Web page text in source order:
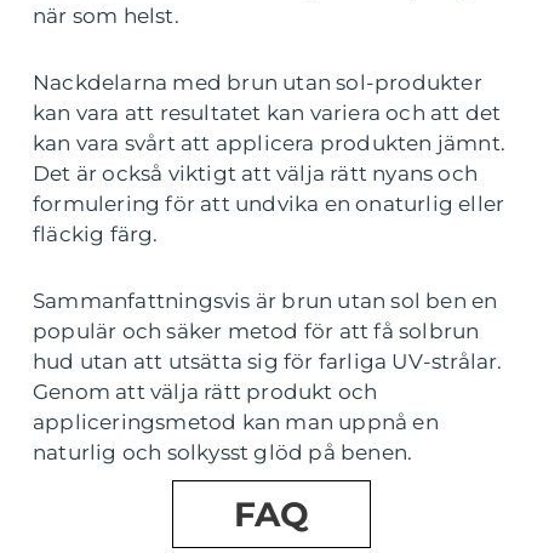
när som helst.
Nackdelarna med brun utan sol-produkter
kan vara att resultatet kan variera och att det
kan vara svårt att applicera produkten jämnt.
Det är också viktigt att välja rätt nyans och
formulering för att undvika en onaturlig eller
fläckig färg.
Sammanfattningsvis är brun utan sol ben en
populär och säker metod för att få solbrun
hud utan att utsätta sig för farliga UV-strålar.
Genom att välja rätt produkt och
appliceringsmetod kan man uppnå en
naturlig och solkysst glöd på benen.
FAQ